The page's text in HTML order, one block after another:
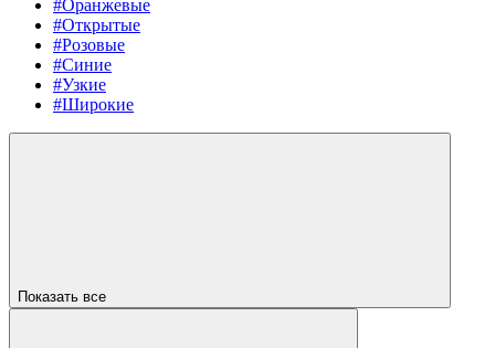
#Оранжевые
#Открытые
#Розовые
#Синие
#Узкие
#Широкие
Показать все